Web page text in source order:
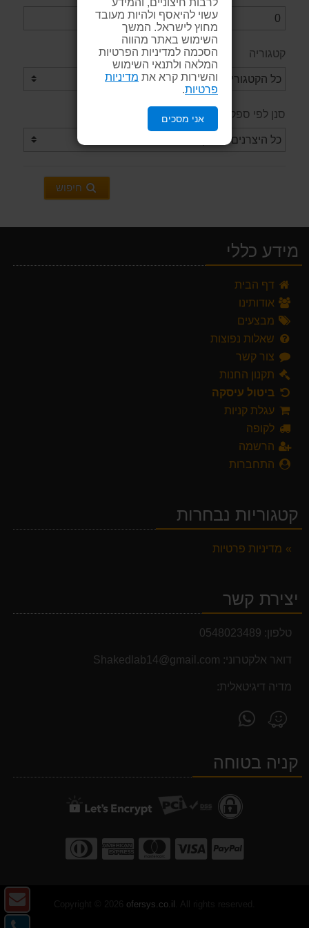
לרבות חיצוניים, והמידע
עשוי להיאסף ולהיות מעובד
מחוץ לישראל. המשך
השימוש באתר מהווה
הסכמה למדיניות הפרטיות
המלאה ולתנאי השימוש
והשירות קרא את מדיניות
פרטיות.
אני מסכים
קטגוריה
סנן לפי ספק / יצרן
חיפוש
מידע כללי
דף הבית
אודותינו
מבצעים
שאלות נפוצות
צור קשר
תקנון החנות
ביטול עיסקה
עגלת קניות
לקופה
הרשמה
התחברות
קטגוריות נבחרות
מדיניות פרטיות
יצירת קשר
טלפון: 0548023489
דואר אלקטרוני: Shakedlab14@gmail.com
מדיה דיגיטאלית:
מצא
אותנו
Waze
WhatsAppקניה בטוחה
ofersys.co.il